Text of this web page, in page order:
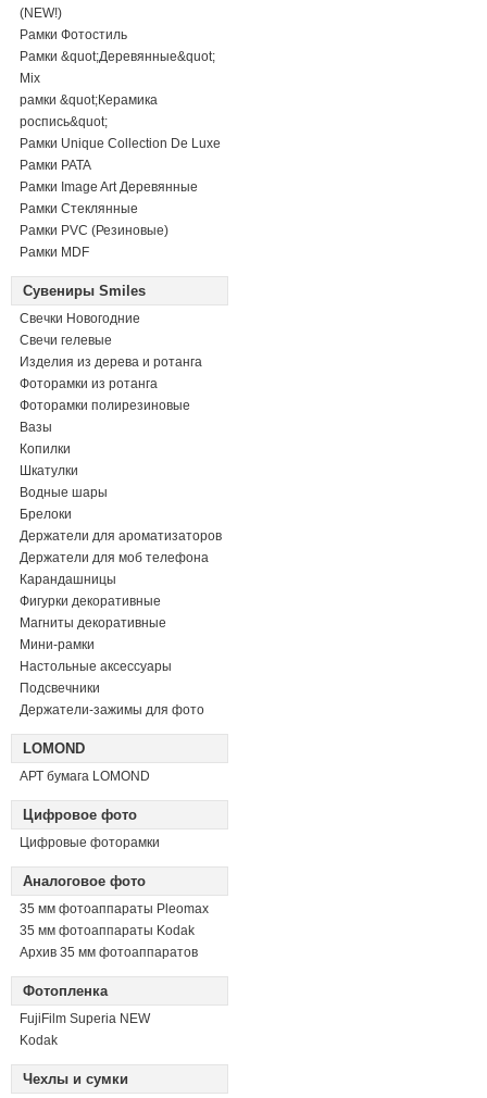
(NEW!)
Рамки Фотостиль
Рамки &quot;Деревянные&quot;
Mix
рамки &quot;Керамика
роспись&quot;
Рамки Unique Collection De Luxe
Рамки PATA
Рамки Image Art Деревянные
Рамки Стеклянные
Рамки PVC (Резиновые)
Рамки MDF
Сувениры Smiles
Свечки Новогодние
Свечи гелевые
Изделия из дерева и ротанга
Фоторамки из ротанга
Фоторамки полирезиновые
Вазы
Копилки
Шкатулки
Водные шары
Брелоки
Держатели для ароматизаторов
Держатели для моб телефона
Карандашницы
Фигурки декоративные
Магниты декоративные
Мини-рамки
Настольные аксессуары
Подсвечники
Держатели-зажимы для фото
LOMOND
АРТ бумага LOMOND
Цифровое фото
Цифровые фоторамки
Аналоговое фото
35 мм фотоаппараты Pleomax
35 мм фотоаппараты Kodak
Архив 35 мм фотоаппаратов
Фотопленка
FujiFilm Superia NEW
Kodak
Чехлы и сумки